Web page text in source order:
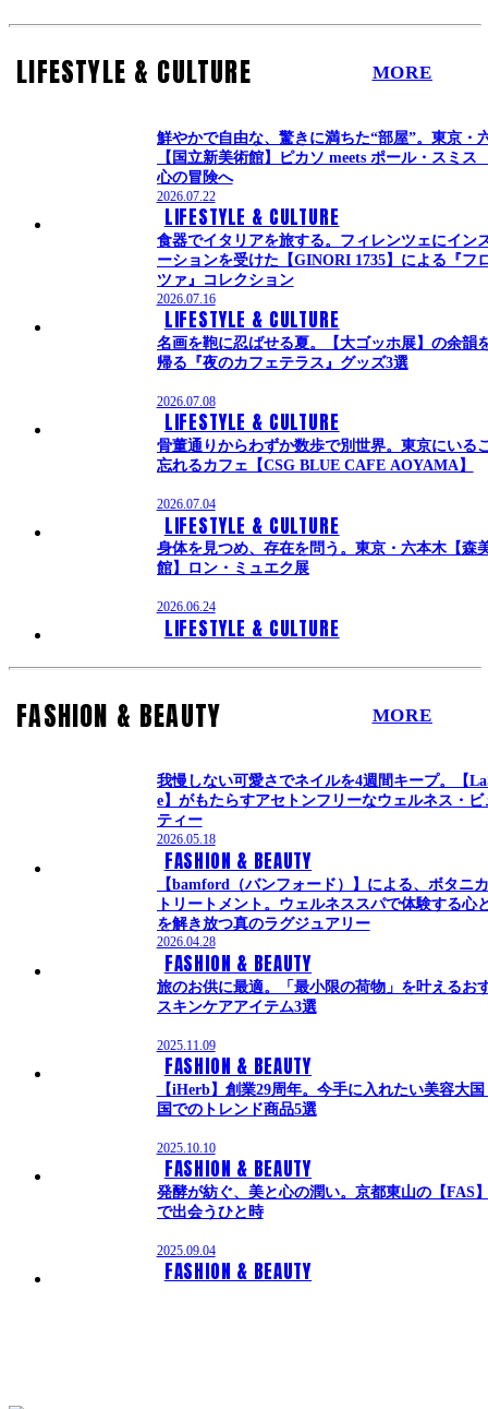
LIFESTYLE & CULTURE MORE
鮮やかで自由な、驚きに満ちた“部屋”。東京・
【国立新美術館】ピカソ meets ポール・スミ
心の冒険へ
2026.07.22
LIFESTYLE & CULTURE
食器でイタリアを旅する。フィレンツェにイン
ーションを受けた【GINORI 1735】による『フ
ツァ』コレクション
2026.07.16
LIFESTYLE & CULTURE
名画を鞄に忍ばせる夏。【大ゴッホ展】の余韻
帰る『夜のカフェテラス』グッズ3選
2026.07.08
LIFESTYLE & CULTURE
骨董通りからわずか数歩で別世界。東京にいる
忘れるカフェ【CSG BLUE CAFE AOYAMA】
2026.07.04
LIFESTYLE & CULTURE
身体を見つめ、存在を問う。東京・六本木【森
館】ロン・ミュエク展
2026.06.24
LIFESTYLE & CULTURE
FASHION & BEAUTY MORE
我慢しない可愛さでネイルを4週間キープ。【
e】がもたらすアセトンフリーなウェルネス・ビ
ティー
2026.05.18
FASHION & BEAUTY
【bamford（バンフォード）】による、ボタニ
トリートメント。ウェルネススパで体験する心
を解き放つ真のラグジュアリー
2026.04.28
FASHION & BEAUTY
旅のお供に最適。「最小限の荷物」を叶えるお
スキンケアアイテム3選
2025.11.09
FASHION & BEAUTY
【iHerb】創業29周年。今手に入れたい美容大
国でのトレンド商品5選
2025.10.10
FASHION & BEAUTY
発酵が紡ぐ、美と心の潤い。京都東山の【FAS
で出会うひと時
2025.09.04
FASHION & BEAUTY